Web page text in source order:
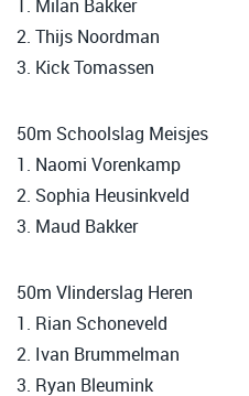
1. Milan Bakker
2. Thijs Noordman
3. Kick Tomassen
50m Schoolslag Meisjes
1. Naomi Vorenkamp
2. Sophia Heusinkveld
3. Maud Bakker
50m Vlinderslag Heren
1. Rian Schoneveld
2. Ivan Brummelman
3. Ryan Bleumink